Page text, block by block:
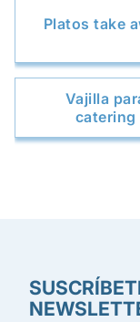
Platos take
Vajilla
catering